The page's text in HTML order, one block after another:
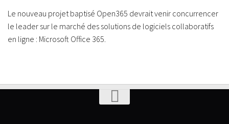
Le nouveau projet baptisé Open365 devrait venir concurrencer
le leader sur le marché des solutions de logiciels collaboratifs
en ligne : Microsoft Office 365.